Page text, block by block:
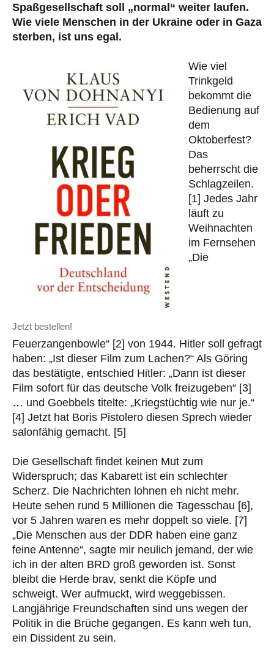
Spaßgesellschaft soll „normal“ weiter laufen.
Wie viele Menschen in der Ukraine oder in Gaza
sterben, ist uns egal.
Jetzt bestellen!
Wie viel
Trinkgeld
bekommt die
Bedienung auf
dem
Oktoberfest?
Das
beherrscht die
Schlagzeilen.
[1] Jedes Jahr
läuft zu
Weihnachten
im Fernsehen
„Die
Feuerzangenbowle“ [2] von 1944. Hitler soll gefragt
haben: „Ist dieser Film zum Lachen?“ Als Göring
das bestätigte, entschied Hitler: „Dann ist dieser
Film sofort für das deutsche Volk freizugeben“ [3]
… und Goebbels titelte: „Kriegstüchtig wie nur je.“
[4] Jetzt hat Boris Pistolero diesen Sprech wieder
salonfähig gemacht. [5]
Die Gesellschaft findet keinen Mut zum
Widerspruch; das Kabarett ist ein schlechter
Scherz. Die Nachrichten lohnen eh nicht mehr.
Heute sehen rund 5 Millionen die Tagesschau [6],
vor 5 Jahren waren es mehr doppelt so viele. [7]
„Die Menschen aus der DDR haben eine ganz
feine Antenne“, sagte mir neulich jemand, der wie
ich in der alten BRD groß geworden ist. Sonst
bleibt die Herde brav, senkt die Köpfe und
schweigt. Wer aufmuckt, wird weggebissen.
Langjährige Freundschaften sind uns wegen der
Politik in die Brüche gegangen. Es kann weh tun,
ein Dissident zu sein.